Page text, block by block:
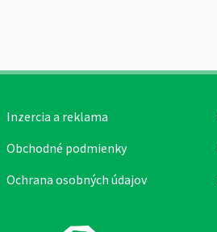
Inzercia a reklama
Obchodné podmienky
Ochrana osobných údajov